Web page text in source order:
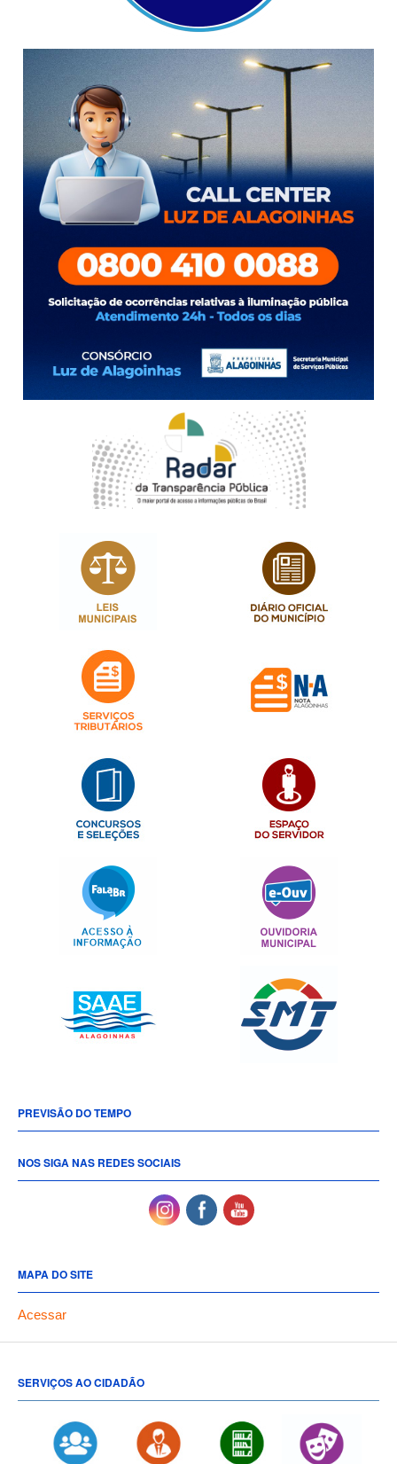
PREVISÃO DO TEMPO
NOS SIGA NAS REDES SOCIAIS
MAPA DO SITE
Acessar
SERVIÇOS AO CIDADÃO